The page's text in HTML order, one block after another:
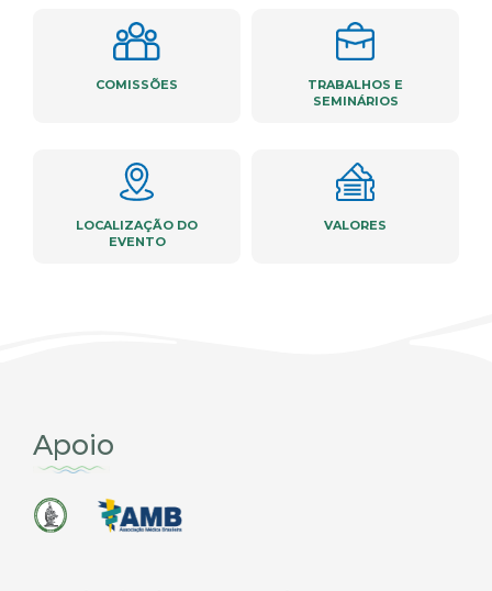
COMISSÕES
TRABALHOS E
SEMINÁRIOS
LOCALIZAÇÃO DO
EVENTO
VALORES
Apoio